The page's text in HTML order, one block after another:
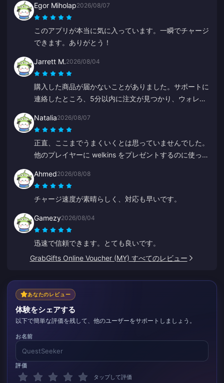
違いなくまた利用します！
Egor Miholap2026/08/07
このアプリが本当に気に入っています。一瞬でチャージ
できます。ありがとう！
Jarrett M.2026/08/04
購入した商品が届かないことがありました。サポートに
連絡したところ、5分以内に注文が見つかり、ウォレッ
です。チャージにはここをみんなにお勧めします。
Natalia2026/08/07
正直、ここまでうまくいくとは思っていませんでした。
他のプレイヤーに welkins をプレゼントするのに使って
も迅速です。誰かに何かをプレゼントしたいなら、これ
は素晴らしいプラットフォームです。
Ahmed2026/08/08
チャージ速度が素晴らしく、対応も早いです。
Gamezy2026/08/04
迅速で信頼できます。とても良いです。
GrabGifts Online Voucher (MY) すべてのレビュー
あなたのレビュー
体験をシェアする
以下で簡単な評価を残して、他のユーザーをサポートしましょう。
お名前
評価
タップして評価